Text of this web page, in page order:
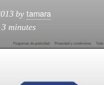
by tamara
3 minutes